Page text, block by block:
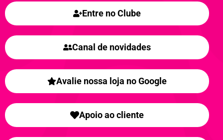
Entre no Clube
Canal de novidades
Avalie nossa loja no Google
Apoio ao cliente